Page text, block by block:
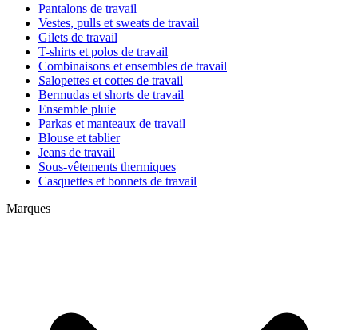
Pantalons de travail
Vestes, pulls et sweats de travail
Gilets de travail
T-shirts et polos de travail
Combinaisons et ensembles de travail
Salopettes et cottes de travail
Bermudas et shorts de travail
Ensemble pluie
Parkas et manteaux de travail
Blouse et tablier
Jeans de travail
Sous-vêtements thermiques
Casquettes et bonnets de travail
Marques